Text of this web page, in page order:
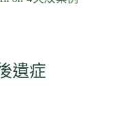
遺症